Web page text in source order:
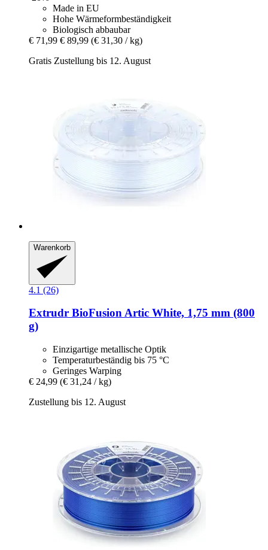
Made in EU
Hohe Wärmeformbeständigkeit
Biologisch abbaubar
€ 71,99 € 89,99 (€ 31,30 / kg)
Gratis Zustellung bis 12. August
Warenkorb
4.1 (26)
Extrudr BioFusion Artic White, 1,75 mm (800
g)
Einzigartige metallische Optik
Temperaturbeständig bis 75 °C
Geringes Warping
€ 24,99 (€ 31,24 / kg)
Zustellung bis 12. August